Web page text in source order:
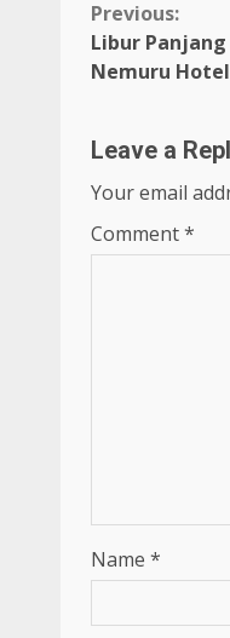
Continue
Reading
Previous:
Libur
Nemuru
Leave a
Your email
Comment*
Name *